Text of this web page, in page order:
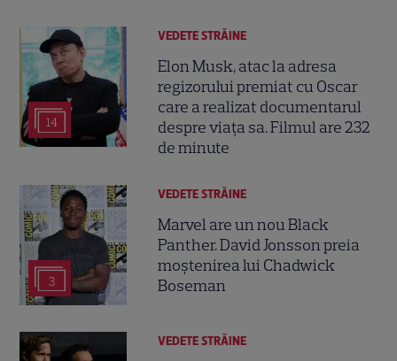
14
VEDETE STRĂINE
Elon Musk, atac la adresa
regizorului premiat cu Oscar
care a realizat documentarul
despre viața sa. Filmul are 232
de minute
3
VEDETE STRĂINE
Marvel are un nou Black
Panther. David Jonsson preia
moștenirea lui Chadwick
Boseman
VEDETE STRĂINE